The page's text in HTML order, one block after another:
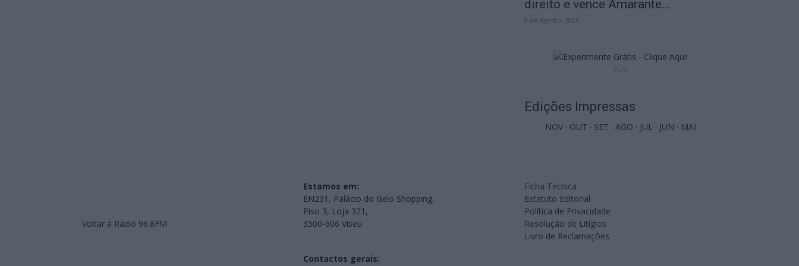
direito e vence Amarante...
8 de Agosto, 2026
Edições Impressas
NOV · OUT · SET · AGO · JUL · JUN · MAI
Voltar à Rádio 96.8FM
Estamos em:
EN231, Palácio do Gelo Shopping,
Piso 3, Loja 321,
3500-606 Viseu
Contactos gerais:
Ficha Técnica
Estatuto Editorial
Política de Privacidade
Resolução de Litígios
Livro de Reclamações